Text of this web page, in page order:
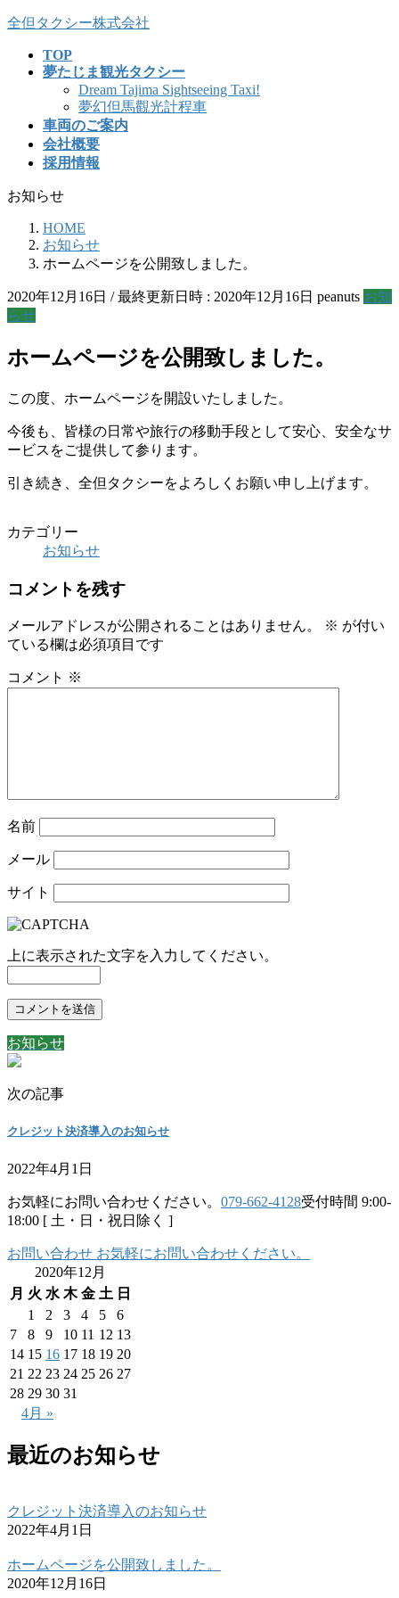
コ
プ
ナ
動
全但タクシー株式会社
TOP
夢たじま観光タクシー
Dream Tajima Sightseeing Taxi!
夢幻但馬觀光計程車
車両のご案内
会社概要
採用情報
お知らせ
HOME
お知らせ
ホームページを公開致しました。
2020年12月16日 / 最終更新日時 : 2020年12月16日 peanuts お知
らせ
ホームページを公開致しました。
この度、ホームページを開設いたしました。
今後も、皆様の日常や旅行の移動手段として安心、安全なサ
ービスをご提供して参ります。
引き続き、全但タクシーをよろしくお願い申し上げます。
カテゴリー
お知らせ
コメントを残す
メールアドレスが公開されることはありません。 ※ が付い
ている欄は必須項目です
コメント ※
名前
メール
サイト
上に表示された文字を入力してください。
お知らせ
次の記事
クレジット決済導入のお知らせ
2022年4月1日
お気軽にお問い合わせください。 079-662-4128受付時間 9:00-
18:00 [ 土・日・祝日除く ]
お問い合わせ お気軽にお問い合わせください。
2020年12月
月 火 水 木 金 土 日
1
2 3 4 5
6
7
8 9 10 11 12 13
14 15 16 17 18 19 20
21 22 23 24 25 26 27
28 29 30 31
4月 »
最近のお知らせ
クレジット決済導入のお知らせ
2022年4月1日
ホームページを公開致しました。
2020年12月16日